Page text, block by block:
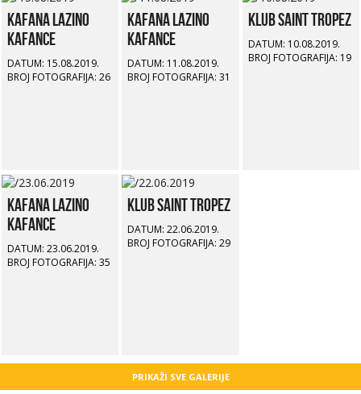
Kafana Lazino
Kafance
DATUM: 15.08.2019.
BROJ FOTOGRAFIJA: 26
Kafana Lazino
Kafance
DATUM: 11.08.2019.
BROJ FOTOGRAFIJA: 31
Klub Saint Tropez
DATUM: 10.08.2019.
BROJ FOTOGRAFIJA: 19
Kafana Lazino
Kafance
DATUM: 23.06.2019.
BROJ FOTOGRAFIJA: 35
Klub Saint Tropez
DATUM: 22.06.2019.
BROJ FOTOGRAFIJA: 29
PRIKAŽI SVE GALERIJE